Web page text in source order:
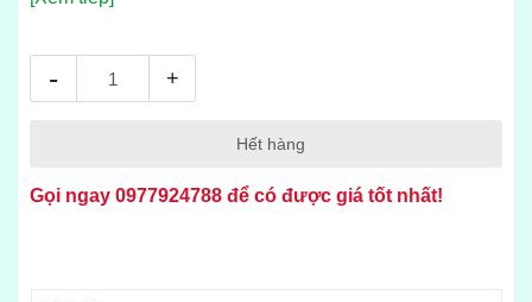
- +
Hết hàng
Gọi ngay 0977924788 để có được giá tốt nhất!